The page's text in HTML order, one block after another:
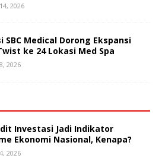
2026
SBC Medical Dorong Ekspansi
ke 24 Lokasi Med Spa
2026
Investasi Jadi Indikator
Ekonomi Nasional, Kenapa?
2026